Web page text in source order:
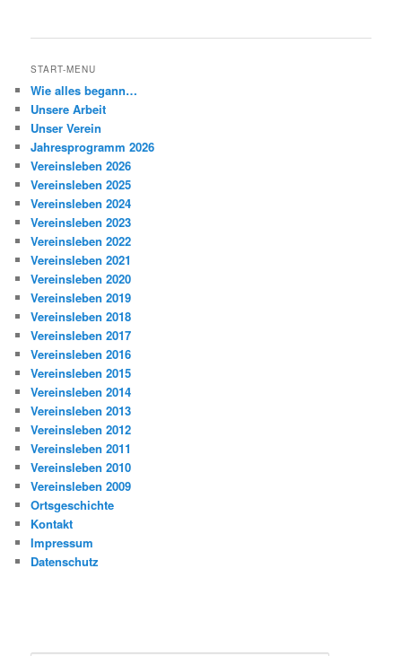
START-MENU
Wie alles begann…
Unsere Arbeit
Unser Verein
Jahresprogramm 2026
Vereinsleben 2026
Vereinsleben 2025
Vereinsleben 2024
Vereinsleben 2023
Vereinsleben 2022
Vereinsleben 2021
Vereinsleben 2020
Vereinsleben 2019
Vereinsleben 2018
Vereinsleben 2017
Vereinsleben 2016
Vereinsleben 2015
Vereinsleben 2014
Vereinsleben 2013
Vereinsleben 2012
Vereinsleben 2011
Vereinsleben 2010
Vereinsleben 2009
Ortsgeschichte
Kontakt
Impressum
Datenschutz